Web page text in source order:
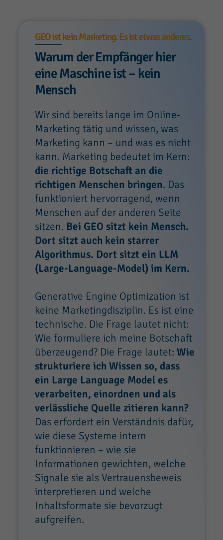
GEO ist kein Marketing. Es ist etwas anderes.
Warum der Empfänger hier
eine Maschine ist – kein
Mensch
Wir sind bereits lange im Online-
Marketing tätig und wissen, was
Marketing kann – und was es nicht
kann. Marketing bedeutet im Kern:
die richtige Botschaft an die
richtigen Menschen bringen. Das
funktioniert hervorragend, wenn
Menschen auf der anderen Seite
sitzen. Bei GEO sitzt kein Mensch.
Dort sitzt auch kein starrer
Algorithmus. Dort sitzt ein LLM
(Large-Language-Model) im Kern.
Generative Engine Optimization ist
keine Marketingdisziplin. Es ist eine
technische. Die Frage lautet nicht:
Wie formuliere ich meine Botschaft
überzeugend? Die Frage lautet: Wie
strukturiere ich Wissen so, dass
ein Large Language Model es
verarbeiten, einordnen und als
verlässliche Quelle zitieren kann?
Das erfordert ein Verständnis dafür,
wie diese Systeme intern
funktionieren – wie sie
Informationen gewichten, welche
Signale sie als Vertrauensbeweis
interpretieren und welche
Inhaltsformate sie bevorzugt
aufgreifen.